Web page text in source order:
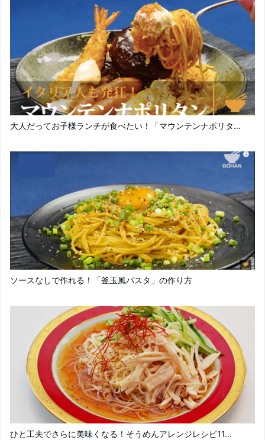
大人だってお子様ランチが食べたい！「マウンテンナポリタ...
ソースなしで作れる！「釜玉風パスタ」の作り方
ひと工夫でさらに美味くなる！そうめんアレンジレシピ11...